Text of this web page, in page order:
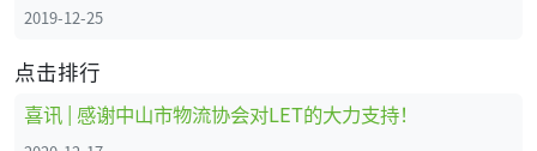
2019-12-25
点击排行
喜讯 | 感谢中山市物流协会对LET的大力支持！